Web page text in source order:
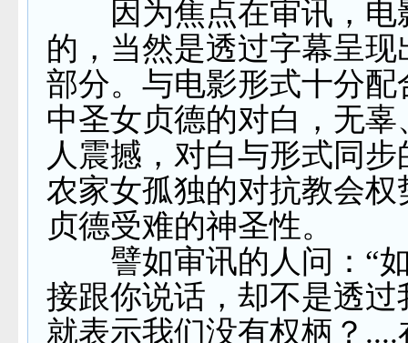
因为焦点在审讯，电
的，当然是透过字幕呈现
部分。与电影形式十分配
中圣女贞德的对白，无辜
人震撼，对白与形式同
农家女孤独的对抗教会权
贞德受难的神圣性。
譬如审讯的人问：“
接跟你说话，却不是透过
就表示我们没有权柄？ ....